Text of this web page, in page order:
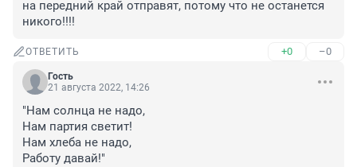
на передний край отправят, потому что не останется
никого!!!!
ОТВЕТИТЬ +0 –0
Гость
21 августа 2022, 14:26
"Нам солнца не надо,
Нам партия светит!
Нам хлеба не надо,
Работу давай!"